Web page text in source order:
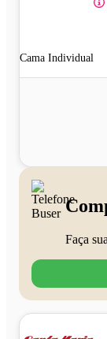
Cama Individual
Faça